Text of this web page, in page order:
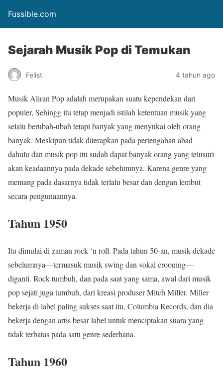
Fussible.com
Sejarah Musik Pop di Temukan
Felist 4 tahun ago
Musik Aliran Pop adalah merupakan suatu kependekan dari
populer, Sehingg itu tetap menjadi istilah ketentuan musik yang
selalu berubah-ubah tetapi banyak yang menyukai oleh orang
banyak. Meskipun tidak diterapkan pada pertengahan abad
dahulu dan musik pop itu sudah dapat banyak orang yang telusuri
akan keadaannya pada dekade sebelumnya. Karena genre yang
memang pada dasarnya tidak terlalu besar dan dengan lembut
secara pengunaannya.
Tahun 1950
Itu dimulai di zaman rock ‘n roll. Pada tahun 50-an, musik dekade
sebelumnya—termasuk musik swing dan vokal crooning—
diganti. Rock tumbuh, dan pada saat yang sama, awal dari musik
pop sejati juga tumbuh, dari kreasi produser Mitch Miller. Miller
bekerja di label paling sukses saat itu, Columbia Records, dan dia
bekerja dengan artis besar label untuk menciptakan suara yang
tidak terbatas pada satu genre sederhana.
Tahun 1960